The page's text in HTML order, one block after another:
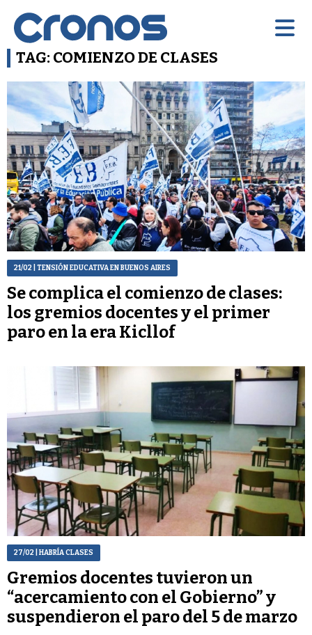
TAG: COMIENZO DE CLASES
21/02 | TENSIÓN EDUCATIVA EN BUENOS AIRES
Se complica el comienzo de clases:
los gremios docentes y el primer
paro en la era Kicllof
27/02 | HABRÍA CLASES
Gremios docentes tuvieron un
“acercamiento con el Gobierno” y
suspendieron el paro del 5 de marzo